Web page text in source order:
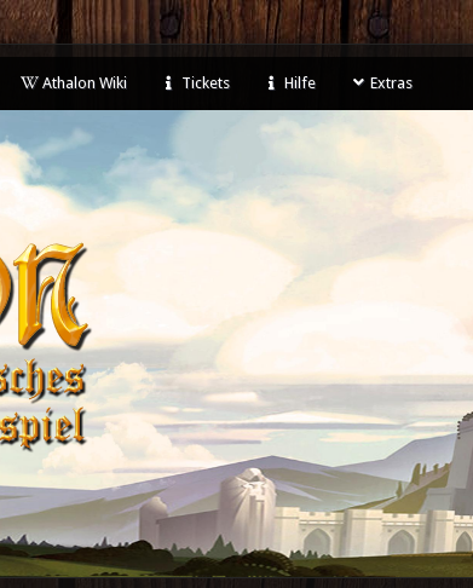
Athalon Wiki Tickets Hilfe Extras